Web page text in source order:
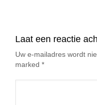
Laat een reactie
Uw e-mailadres wordt
marked *